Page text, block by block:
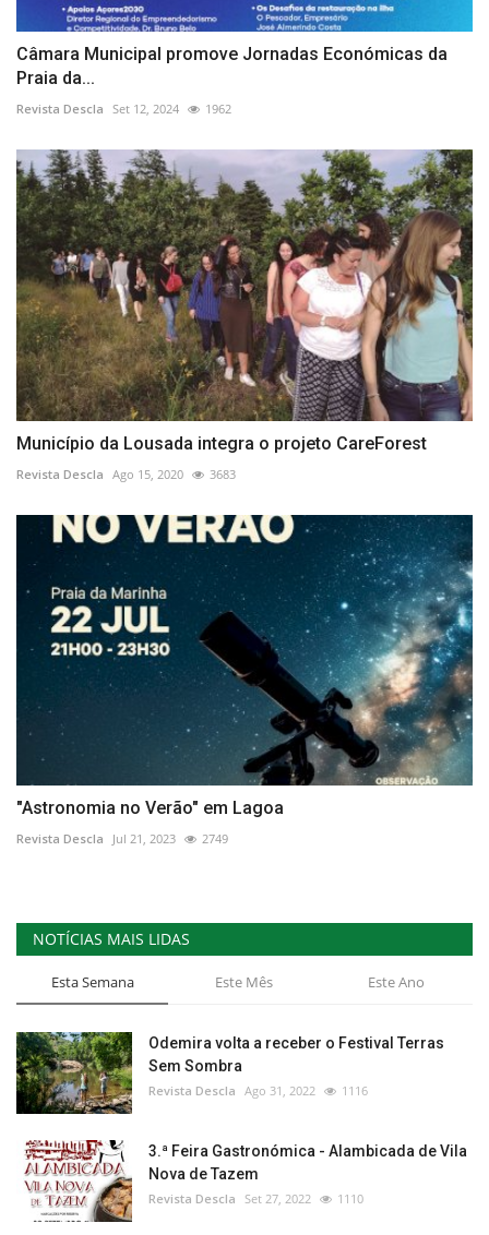
Câmara Municipal promove Jornadas Económicas da
Praia da...
Revista Descla Set 12, 2024 1962
Município da Lousada integra o projeto CareForest
Revista Descla Ago 15, 2020 3683
"Astronomia no Verão" em Lagoa
Revista Descla Jul 21, 2023 2749
NOTÍCIAS MAIS LIDAS
Esta Semana Este Mês Este Ano
Odemira volta a receber o Festival Terras
Sem Sombra
Revista Descla Ago 31, 2022 1116
3.ª Feira Gastronómica - Alambicada de Vila
Nova de Tazem
Revista Descla Set 27, 2022 1110